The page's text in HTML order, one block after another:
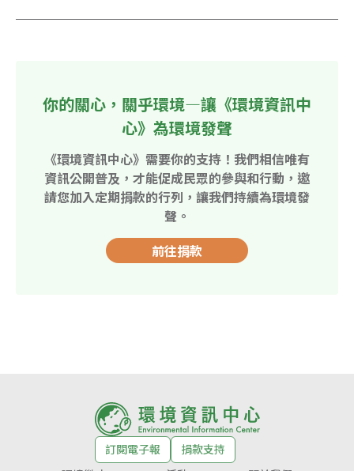
你的關心，關乎環境—讓《環境資訊中
心》為環境發聲
《環境資訊中心》需要你的支持！我們相信唯有
資訊公開普及，才能促成民眾的參與和行動，邀
請您加入定期捐款的行列，讓我們持續為環境發
聲。
前往捐款
訂閱電子報
捐款支持